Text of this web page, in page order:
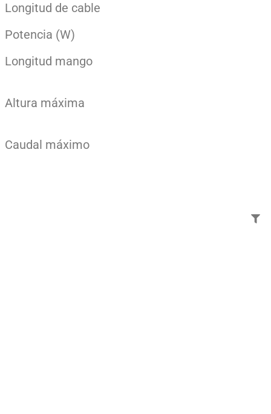
Longitud de cable
Potencia (W)
Longitud mango
Altura máxima
Caudal máximo